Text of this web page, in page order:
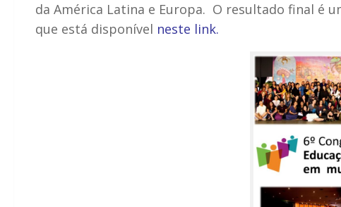
da América Latina e Europa. O resultado final é
que está disponível neste link.